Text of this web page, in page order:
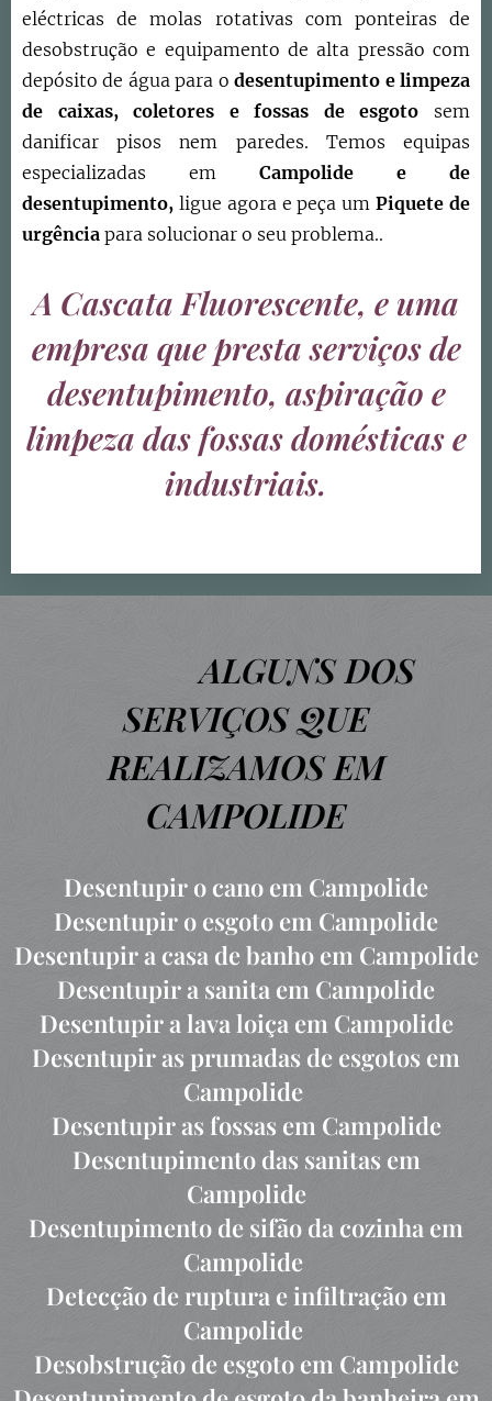
eléctricas de molas rotativas com ponteiras de
desobstrução e equipamento de alta pressão com
depósito de água para odesentupimento e limpeza
de caixas, coletores e fossas de esgoto sem
danificar pisos nem paredes. Temos equipas
especializadas em Campolide e
de
desentupimento, ligue agora e peça umPiquete de
urgência para solucionar o seu problema..
A Cascata Fluorescente, e uma
empresa que presta serviços de
desentupimento, aspiração e
limpeza das fossas domésticas e
industriais.
ALGUNS DOS
SERVIÇOS QUE
REALIZAMOS EM
CAMPOLIDE
Desentupir o cano em Campolide
Desentupir o esgoto em Campolide
Desentupir a casa de banho em Campolide
Desentupir a sanita em Campolide
Desentupir a lava loiça em Campolide
Desentupir as prumadas de esgotos em
Campolide
Desentupir as fossas em Campolide
Desentupimento das sanitas em
Campolide
Desentupimento de sifão da cozinha em
Campolide
Detecção de ruptura e infiltração em
Campolide
Desobstrução de esgoto em Campolide